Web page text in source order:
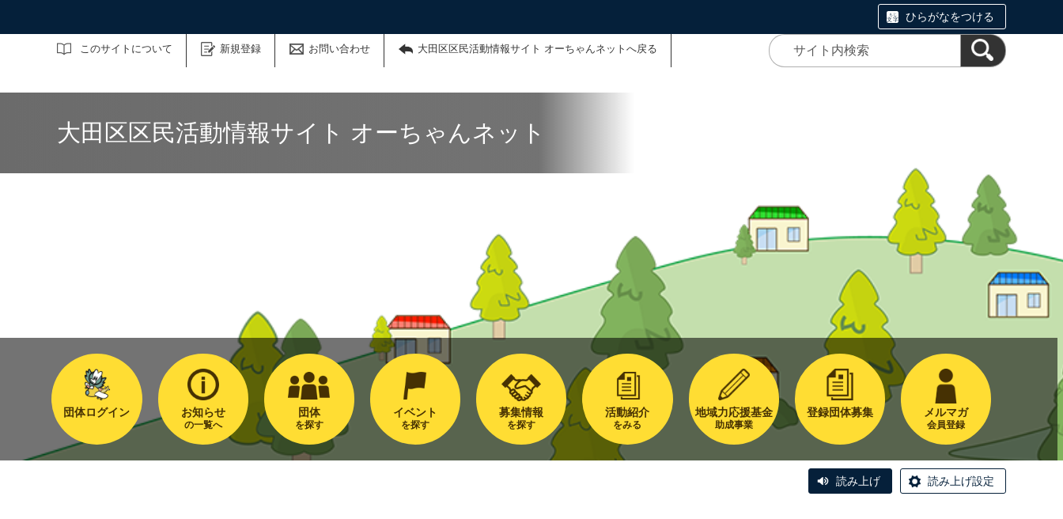
ひらがなをつける
このサイトについて 新規登録 お問い合わせ 大田区区民活動情報サイト オーちゃんネットへ戻る
サイト内検索
大田区区民活動情報サイト オーちゃんネット
団体ログイン お知らせ
の一覧へ
団体
を探す
イベント
を探す
募集情報
を探す
活動紹介
をみる
地域力応援基金
助成事業
登録団体募集 メルマガ
会員登録
読み上げ 読み上げ設定